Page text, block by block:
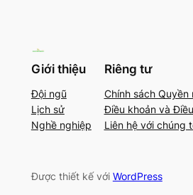
Giới thiệu
Đội ngũ
Lịch sử
Nghề nghiệp
Riêng tư
Chính sách Quyền
Điều khoản và
Liên hệ với chúng
Được thiết kế với WordPress